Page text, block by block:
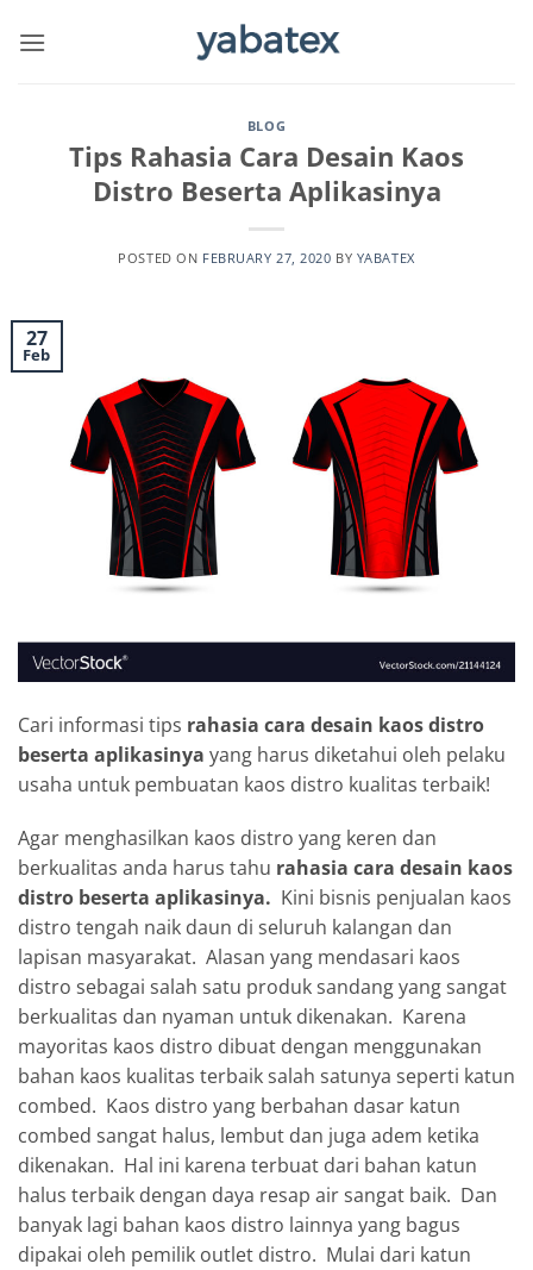
BLOG
Tips Rahasia Cara Desain Kaos
Distro Beserta Aplikasinya
POSTED ON FEBRUARY 27, 2020 BY YABATEX
27
Feb
Cari informasi tips rahasia cara desain kaos distro
beserta aplikasinya yang harus diketahui oleh pelaku
usaha untuk pembuatan kaos distro kualitas terbaik!
Agar menghasilkan kaos distro yang keren dan
berkualitas anda harus tahu rahasia cara desain kaos
distro beserta aplikasinya. Kini bisnis penjualan kaos
distro tengah naik daun di seluruh kalangan dan
lapisan masyarakat. Alasan yang mendasari kaos
distro sebagai salah satu produk sandang yang sangat
berkualitas dan nyaman untuk dikenakan. Karena
mayoritas kaos distro dibuat dengan menggunakan
bahan kaos kualitas terbaik salah satunya seperti katun
combed. Kaos distro yang berbahan dasar katun
combed sangat halus, lembut dan juga adem ketika
dikenakan. Hal ini karena terbuat dari bahan katun
halus terbaik dengan daya resap air sangat baik. Dan
banyak lagi bahan kaos distro lainnya yang bagus
dipakai oleh pemilik outlet distro. Mulai dari katun